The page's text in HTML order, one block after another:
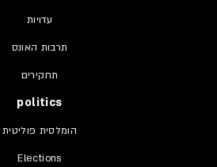
עדויות
תרבות האונס
תחקירים
politics
הומלסית פוליטית
Elections